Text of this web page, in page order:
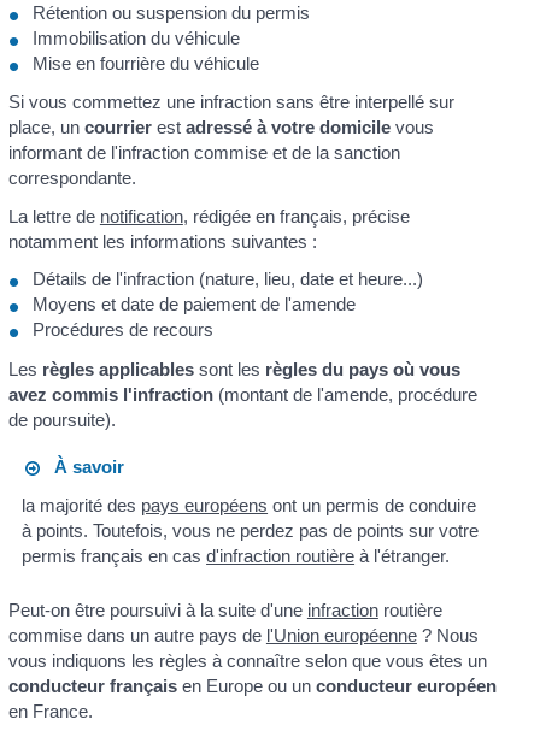
Rétention ou suspension du permis
Immobilisation du véhicule
Mise en fourrière du véhicule
Si vous commettez une infraction sans être interpellé sur
place, un courrierest adressé à votre domicilevous
informant de l'infraction commise et de la sanction
correspondante.
La lettre de notification, rédigée en français, précise
notamment les informations suivantes :
Détails de l'infraction (nature, lieu, date et heure...)
Moyens et date de paiement de l'amende
Procédures de recours
Les règles applicablessont les règles du pays où vous
avez commis l'infraction(montant de l'amende, procédure
de poursuite).
À savoir
la majorité des pays européens ont un permis de conduire
à points. Toutefois, vous ne perdez pas de points sur votre
permis français en casd'infraction routière à l'étranger.
Peut-on être poursuivi à la suite d'une infractionroutière
commise dans un autre pays de l'Union européenne? Nous
vous indiquons les règles à connaître selon que vous êtes un
conducteur françaisen Europe ou un conducteur européen
en France.